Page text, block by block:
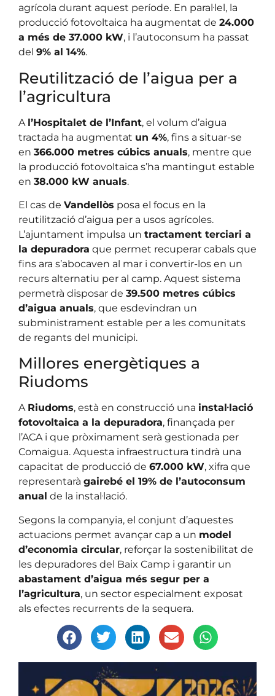
agrícola durant aquest període. En paral·lel, la
producció fotovoltaica ha augmentat de 24.000
a més de 37.000 kW, i l’autoconsum ha passat
del 9% al 14%.
Reutilització de l’aigua per a
l’agricultura
A l’Hospitalet de l’Infant, el volum d’aigua
tractada ha augmentat un 4%, fins a situar-se
en 366.000 metres cúbics anuals, mentre que
la producció fotovoltaica s’ha mantingut estable
en 38.000 kW anuals.
El cas de Vandellòs posa el focus en la
reutilització d’aigua per a usos agrícoles.
L’ajuntament impulsa un tractament terciari a
la depuradora que permet recuperar cabals que
fins ara s’abocaven al mar i convertir-los en un
recurs alternatiu per al camp. Aquest sistema
permetrà disposar de 39.500 metres cúbics
d’aigua anuals, que esdevindran un
subministrament estable per a les comunitats
de regants del municipi.
Millores energètiques a
Riudoms
A Riudoms, està en construcció una instal·lació
fotovoltaica a la depuradora, finançada per
l’ACA i que pròximament serà gestionada per
Comaigua. Aquesta infraestructura tindrà una
capacitat de producció de 67.000 kW, xifra que
representarà gairebé el 19% de l’autoconsum
anual de la instal·lació.
Segons la companyia, el conjunt d’aquestes
actuacions permet avançar cap a un model
d’economia circular, reforçar la sostenibilitat de
les depuradores del Baix Camp i garantir un
abastament d’aigua més segur per a
l’agricultura, un sector especialment exposat
als efectes recurrents de la sequera.